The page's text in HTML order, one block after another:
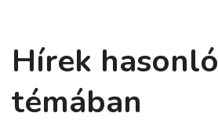
Hírek hasonló
témában